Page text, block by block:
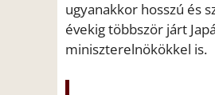
ugyanakkor hosszú és
évekig többször járt
miniszterelnökökkel is.